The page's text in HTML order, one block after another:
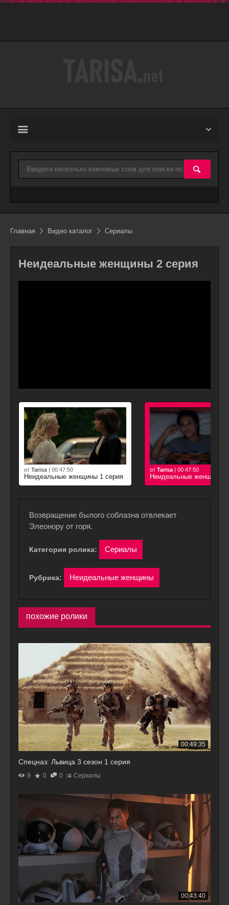
Главная Видео каталог Сериалы
Неидеальные женщины 2 серия
от Tarisa | 00:47:50
Неидеальные женщины 1 серия
от Tarisa | 00:47:50
Неидеальные женщины
Возвращение былого соблазна отвлекает
Элеонору от горя.
Категория ролика: Сериалы
Рубрика: Неидеальные женщины
похожие ролики
00:49:35
Спецназ: Львица 3 сезон 1 серия
9 0 0 Сериалы
00:43:40